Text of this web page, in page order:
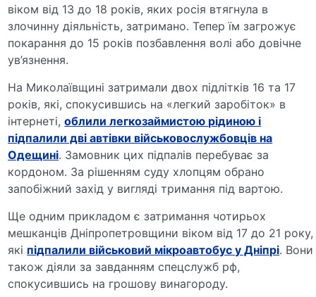
віком від 13 до 18 років, яких росія втягнула в
злочинну діяльність, затримано. Тепер їм загрожує
покарання до 15 років позбавлення волі або довічне
ув’язнення.
На Миколаївщині затримали двох підлітків 16 та 17
років, які, спокусившись на «легкий заробіток» в
інтернеті,облили легкозаймистою рідиною і
підпалили дві автівки військовослужбовців на
Одещині. Замовник цих підпалів перебуває за
кордоном. За рішенням суду хлопцям обрано
запобіжний захід у вигляді тримання під вартою.
Ще одним прикладом є затримання чотирьох
мешканців Дніпропетровщини віком від 17 до 21 року,
які підпалили військовий мікроавтобус у Дніпрі. Вони
також діяли за завданням спецслужб рф,
спокусившись на грошову винагороду.